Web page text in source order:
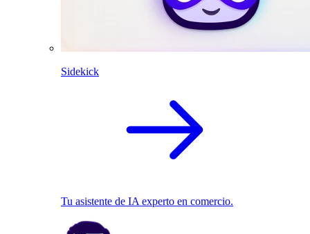
Sidekick
Tu asistente de IA experto en comercio.